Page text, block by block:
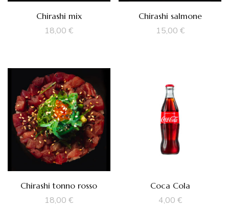
Chirashi mix
18,00€
Chirashi salmone
15,00 €
Chirashi tonno rosso
18,00€
Coca Cola
4,00 €